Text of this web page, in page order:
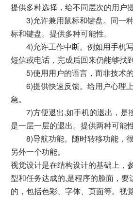
提供多种选择，给不同层次的用户
3)允许兼用鼠标和键盘。同一
标和键盘。提供多种可能性。
4)允许工作中断。例如用手机
短信或电话，完成后回来仍能够找
5)使用用户的语言，而非技术的
6)提供快速反馈。给用户心理
急。
7)方便退出,如手机的退出，是
是一层一层的退出。提供两种可能性
8)导航功能。随时转移功能，
另外一个功能。
视觉设计是在结构设计的基础上，
型和任务达成的,是程序的脸面，要
的，包括色彩、字体、页面等。视